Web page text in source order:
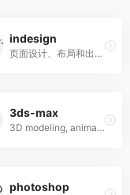
indesign
页面设计、布局和出版。
3ds-max
3D modeling, animation, and rendering software
photoshop